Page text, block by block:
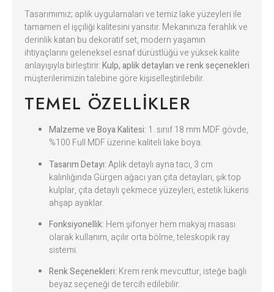
Tasarımımız; aplik uygulamaları ve temiz lake yüzeyleri ile
tamamen el işçiliği kalitesini yansıtır. Mekanınıza ferahlık ve
derinlik katan bu dekoratif set, modern yaşamın
ihtiyaçlarını geleneksel esnaf dürüstlüğü ve yüksek kalite
anlayışıyla birleştirir.Kulp, aplik detayları ve renk seçenekleri
müşterilerimizin talebine göre kişiselleştirilebilir.
TEMEL ÖZELLIKLER
Malzeme ve Boya Kalitesi: 1. sınıf 18 mm MDF gövde,
%100 Full MDF üzerine kaliteli lake boya.
Tasarım Detayı:Aplik detaylı ayna tacı, 3 cm
kalınlığında Gürgen ağacı yan çıta detayları, şık top
kulplar, çıta detaylı çekmece yüzeyleri, estetik lükens
ahşap ayaklar.
Fonksiyonellik: Hem şifonyer hem makyaj masası
olarak kullanım, açılır orta bölme, teleskopik ray
sistemi.
Renk Seçenekleri: Krem renk mevcuttur, isteğe bağlı
beyaz seçeneği de tercih edilebilir.